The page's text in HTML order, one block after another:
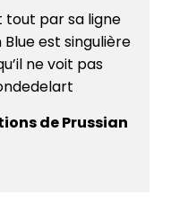
tout par sa ligne
est singulière
ne voit pas
de Prussian